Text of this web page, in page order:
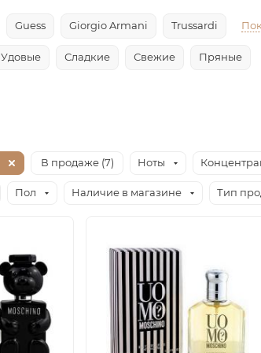
Guess Giorgio Armani Trussardi
Удовые Сладкие Свежие Пряные
В продаже (7) Ноты
Пол Наличие в магазине Тип